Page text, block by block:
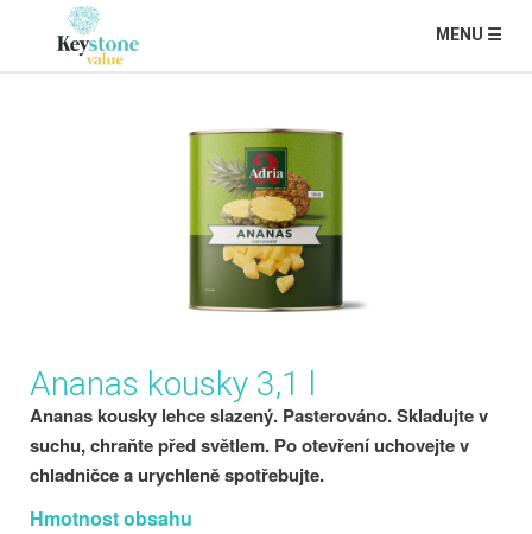
MENU ☰
Ananas kousky 3,1 l
Ananas kousky lehce slazený. Pasterováno. Skladujte v
suchu, chraňte před světlem. Po otevření uchovejte v
chladničce a urychleně spotřebujte.
Hmotnost obsahu